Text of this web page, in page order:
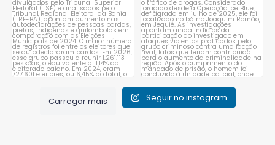
Carregar mais Seguir no instagram